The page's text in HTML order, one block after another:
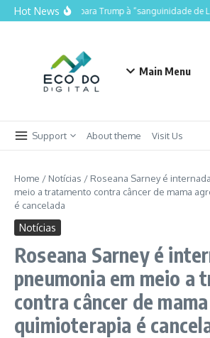
Ir para o conteúdo
Hot NewsLula compara Trump à “sanguinidade de
Main Menu
Support About theme Visit Us
Home / Notícias / Roseana Sarney é
meio a tratamento contra câncer de mama
é cancelada
Notícias
Roseana Sarney é
pneumonia em meio a
contra câncer de
quimioterapia é